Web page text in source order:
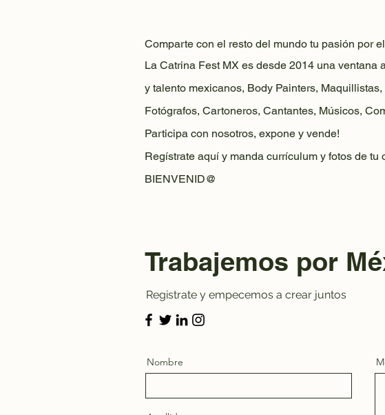
Comparte con el resto del mundo tu pasión por
La Catrina Fest MX es desde 2014 una
y talento mexicanos, Body Painters,
Fotógrafos, Cartoneros, Cantantes, Músicos,
Participa con nosotros, expone y vende!
Regístrate aquí y manda currículum y fotos de tu
BIENVENID@
Trabajemos por
Registrate y empecemos a crear juntos
Nombre